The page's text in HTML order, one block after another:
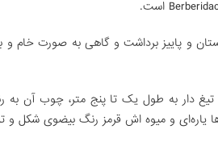
و پاییز برداشت و گاهی به صورت خام
دار به طول یک تا پنج متر، چوب آن به
یاره‌ای و میوه اش قرمز رنگ بیضوی شکل